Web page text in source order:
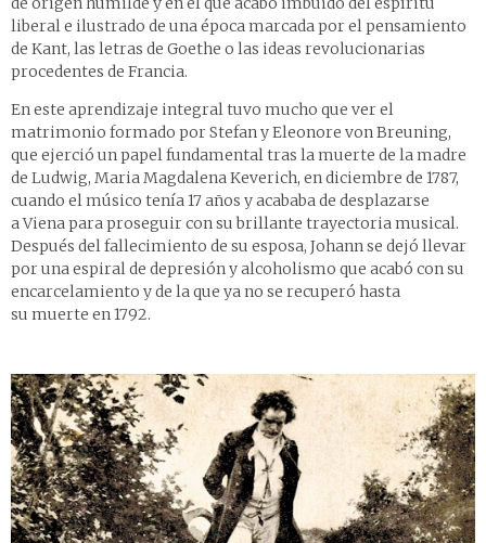
liberal e ilustrado de una época marcada por el pensamiento
de Kant, las letras de Goethe o las ideas revolucionarias
procedentes de Francia.
En este aprendizaje integral tuvo mucho que ver el
matrimonio formado por Stefan y Eleonore von Breuning,
que ejerció un papel fundamental tras la muerte de la madre
de Ludwig, Maria Magdalena Keverich, en diciembre de 1787,
cuando el músico tenía 17 años y acababa de desplazarse
a Viena para proseguir con su brillante trayectoria musical.
Después del fallecimiento de su esposa, Johann se dejó llevar
por una espiral de depresión y alcoholismo que acabó con su
encarcelamiento y de la que ya no se recuperó hasta
su muerte en 1792.